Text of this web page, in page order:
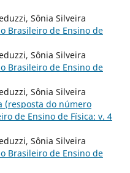
Sônia Silveira
Brasileiro de Ensino de
Sônia Silveira
Brasileiro de Ensino de
Sônia Silveira
(resposta do número
de Ensino de Física: v. 4
Sônia Silveira
Brasileiro de Ensino de